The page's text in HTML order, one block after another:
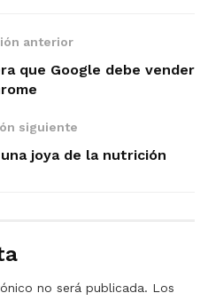
anterior
que Google debe vender
siguiente
joya de la nutrición
no será publicada. Los